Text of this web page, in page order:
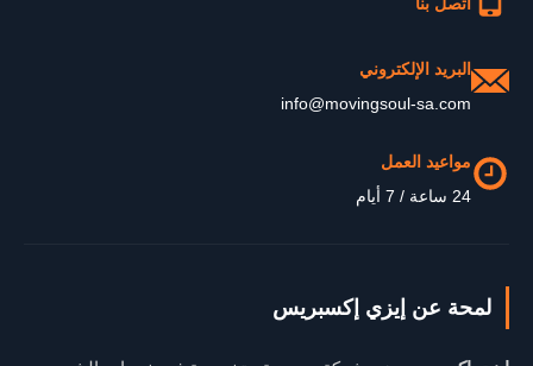
البريد الإلكتروني
info@movingsoul-sa.com
مواعيد العمل
24 ساعة / 7 أيام
لمحة عن إيزي إكسبريس